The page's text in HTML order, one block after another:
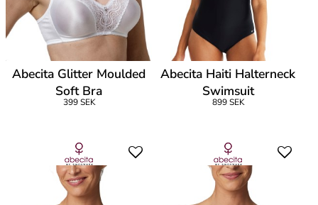
Abecita Glitter Moulded
Soft Bra
399 SEK
Abecita Haiti Halterneck
Swimsuit
899 SEK